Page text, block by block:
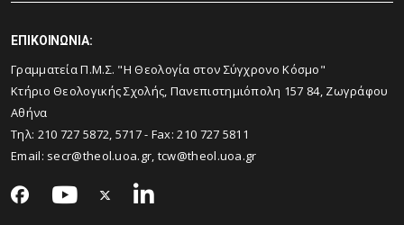
ΕΠΙΚΟΙΝΩΝΙΑ:
Γραμματεία Π.Μ.Σ. "Η Θεολογία στον Σύγχρονο Κόσμο"
Κτήριο Θεολογικής Σχολής, Πανεπιστημιόπολη 157 84, Ζωγράφου
Αθήνα
Τηλ: 210 727 5872, 5717- Fax:210 727 5811
Email: secr@theol.uoa.gr, tcw@theol.uoa.gr